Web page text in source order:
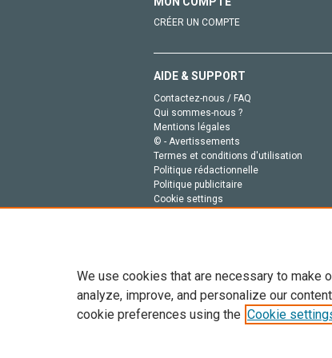
CRÉER UN COMPTE
AIDE & SUPPORT
Contactez-nous / FAQ
Qui sommes-nous ?
Mentions légales
© - Avertissements
Termes et conditions d'utilisation
Politique rédactionnelle
Politique publicitaire
Cookie settings
Tout le contenu de ce site: Copyright ©
de données, a la formation en IA et aux
We use cookies that are necessary to make
analyze, improve, and personalize our
cookie preferences using the Cookie